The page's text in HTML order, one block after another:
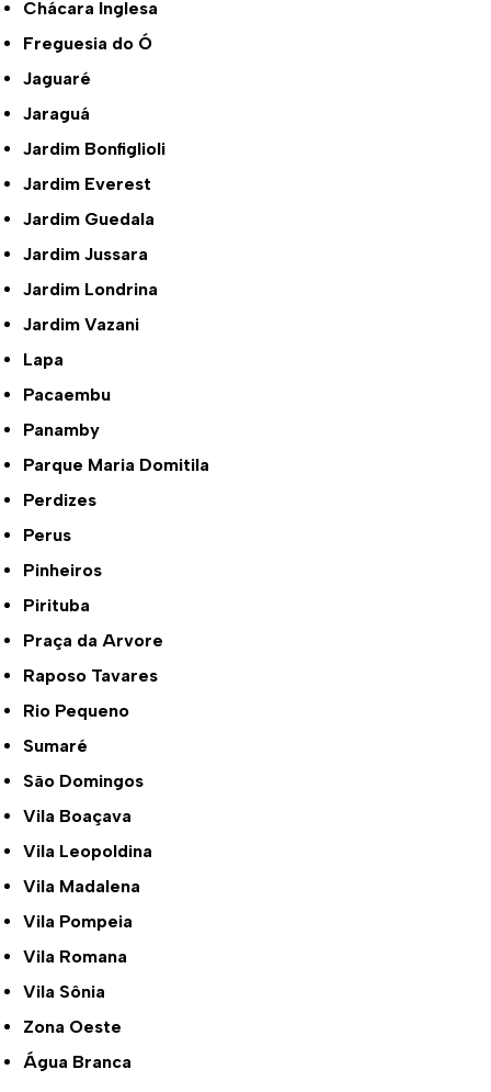
Chácara Inglesa
Freguesia do Ó
Jaguaré
Jaraguá
Jardim Bonfiglioli
Jardim Everest
Jardim Guedala
Jardim Jussara
Jardim Londrina
Jardim Vazani
Lapa
Pacaembu
Panamby
Parque Maria Domitila
Perdizes
Perus
Pinheiros
Pirituba
Praça da Arvore
Raposo Tavares
Rio Pequeno
Sumaré
São Domingos
Vila Boaçava
Vila Leopoldina
Vila Madalena
Vila Pompeia
Vila Romana
Vila Sônia
Zona Oeste
Água Branca